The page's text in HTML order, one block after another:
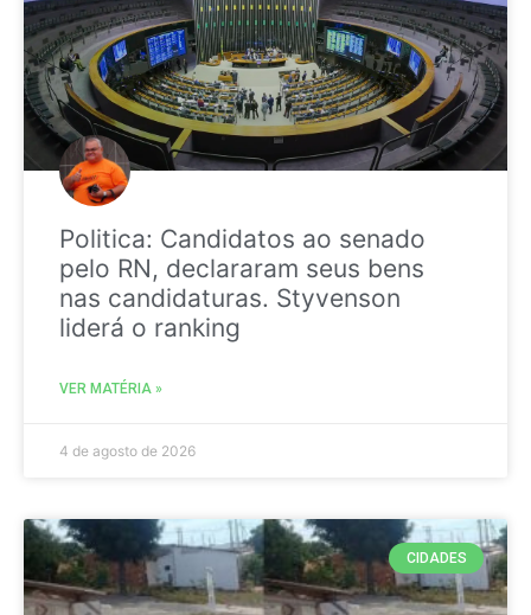
Politica: Candidatos ao senado
pelo RN, declararam seus bens
nas candidaturas. Styvenson
liderá o ranking
VER MATÉRIA »
4 de agosto de 2026
CIDADES